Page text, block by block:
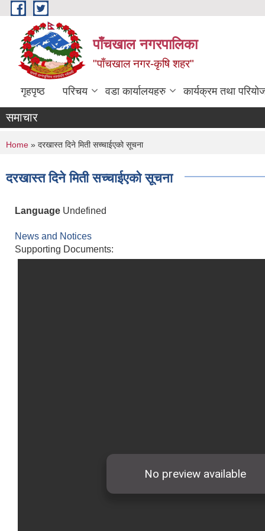
Skip to main content
पाँचखाल नगरपालिका
"पाँचखाल नगर-कृषि शहर"
गृहपृष्ठ परिचय वडा कार्यालयहरु कार्यक्रम तथा
समाचार
You are here
Home » दरखास्त दिने मिती सच्चाईएको सूचना
दरखास्त दिने मिती सच्चाईएको सूचना
Language Undefined
News and Notices
Supporting Documents: